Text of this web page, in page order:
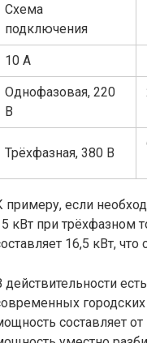
Схема
подключения
10 А
Однофазовая, 220
В
Трёхфазная, 380 В
примеру, если
кВт при трёхфазном
16,5 кВт, что
действительности
составляет